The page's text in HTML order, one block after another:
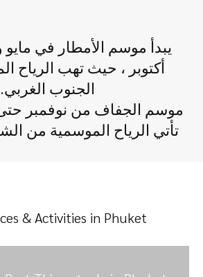
يبدأ موسم الأمطار في
أكتوبر ، حيث تهب الرياح
الجنوب الغربي.
موسم الجفاف من نوفمبر حتى
تأتي الرياح الموسمية من
& Activities in Phuket